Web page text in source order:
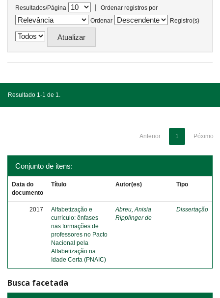
Resultados/Página |
Ordenar registros por
Ordenar
Registro(s)
Resultado 1-1 de 1.
Anterior 1 Póximo
Conjunto de itens:
Data do
documento
Título Autor(es) Tipo
2017
Alfabetização e
currículo: ênfases
nas formações de
professores no Pacto
Nacional pela
Alfabetização na
Idade Certa (PNAIC)
Abreu, Anisia
Ripplinger de
Dissertação
Busca facetada